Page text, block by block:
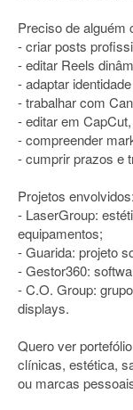
Preciso de alguém
- criar posts
- editar Reels
- adaptar
- trabalhar com
- editar em
- compreender
- cumprir prazos e
Projetos envolvidos:
- LaserGroup:
equipamentos;
- Guarida: projeto
- Gestor360:
- C.O. Group:
displays.
Quero ver
clínicas, estética,
ou marcas